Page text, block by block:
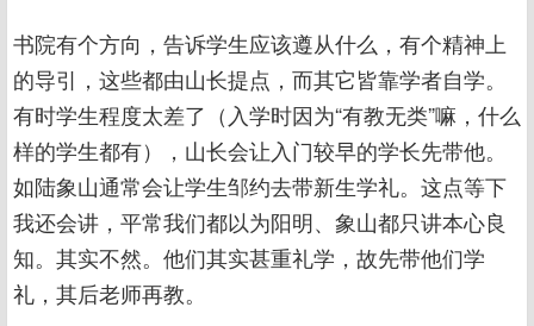
书院有个方向，告诉学生应该遵从什么，有个精神上
的导引，这些都由山长提点，而其它皆靠学者自学。
有时学生程度太差了（入学时因为“有教无类”嘛，什么
样的学生都有），山长会让入门较早的学长先带他。
如陆象山通常会让学生邹约去带新生学礼。这点等下
我还会讲，平常我们都以为阳明、象山都只讲本心良
知。其实不然。他们其实甚重礼学，故先带他们学
礼，其后老师再教。